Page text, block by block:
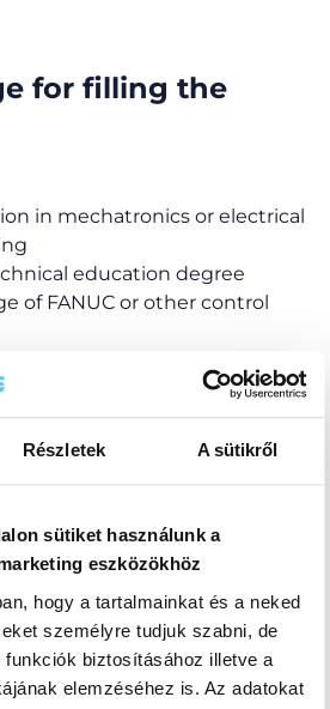
Részletek A sütikről
sütiket használunk a
eszközökhöz
hogy a tartalmainkat és a neked
személyre tudjuk szabni, de
biztosításához illetve a
elemzéséhez is. Az adatokat
for filling the
in mechatronics or electrical
education degree
of FANUC or other control
in domestic and
training courses
learning and
opportunities
remuneration